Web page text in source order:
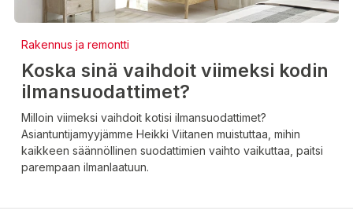
Rakennus ja remontti
Koska sinä vaihdoit viimeksi kodin
ilmansuodattimet?
Milloin viimeksi vaihdoit kotisi ilmansuodattimet?
Asiantuntijamyyjämme Heikki Viitanen muistuttaa, mihin
kaikkeen säännöllinen suodattimien vaihto vaikuttaa, paitsi
parempaan ilmanlaatuun.